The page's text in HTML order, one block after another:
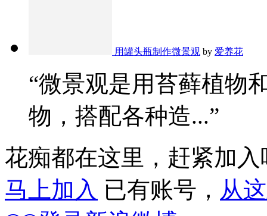
用罐头瓶制作微景观 by 爱养花
“微景观是用苔藓植物
物，搭配各种造...”
花痴都在这里，赶紧加入
马上加入 已有账号， 从